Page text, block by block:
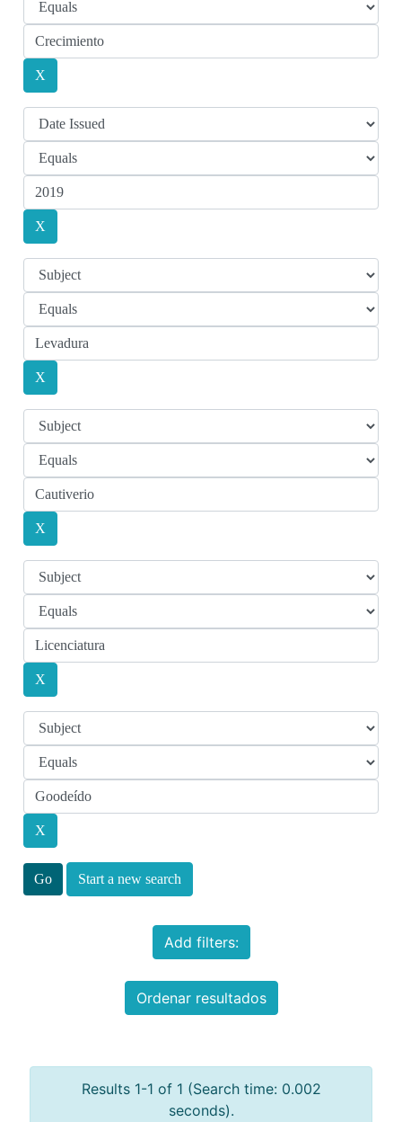
Start a new search
Add filters:
Ordenar resultados
Results 1-1 of 1 (Search time: 0.002
seconds).